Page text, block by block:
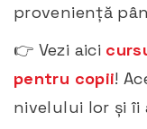
proveniență
👉 Vezi aici
pentru copii!
nivelului lor și îi